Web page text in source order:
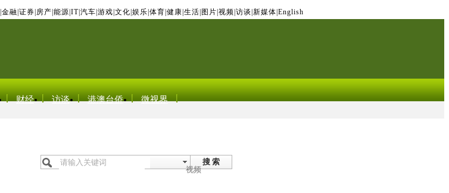
金融 证券 房产 能源 IT| 汽车 游戏 文化 娱乐 体育 健康 生活 图片 视频 访谈 新媒体 English
财经 访谈 港澳台侨 微视界
搜 索
视频